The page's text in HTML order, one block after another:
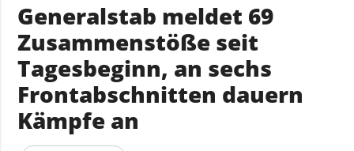
Generalstab meldet 69
Zusammenstöße seit
Tagesbeginn, an sechs
Frontabschnitten dauern
Kämpfe an